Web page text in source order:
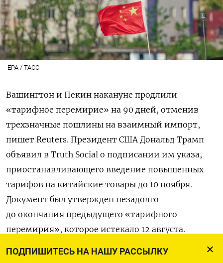
ПОДПИШИТЕСЬ НА НАШУ РАССЫЛКУ
EPA / ТАСС
Вашингтон и Пекин накануне продлили
«тарифное перемирие» на 90 дней, отменив
трехзначные пошлины на взаимный импорт,
пишет Reuters. Президент США Дональд Трамп
объявил в Truth Social о подписании им указа,
приостанавливающего введение повышенных
тарифов на китайские товары до 10 ноября.
Документ был утвержден незадолго
до окончания предыдущего «тарифного
перемирия», которое истекало 12 августа.
переговоры с КНР, чтобы решить проблему